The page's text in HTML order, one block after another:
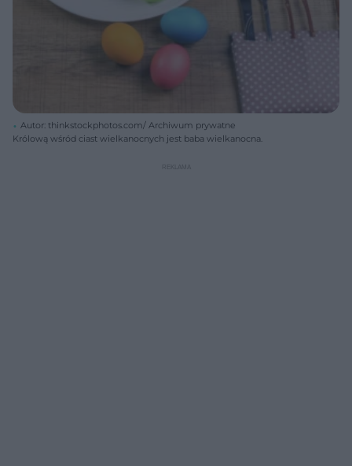
Autor: thinkstockphotos.com/ Archiwum prywatne
Królową wśród ciast wielkanocnych jest baba wielkanocna.